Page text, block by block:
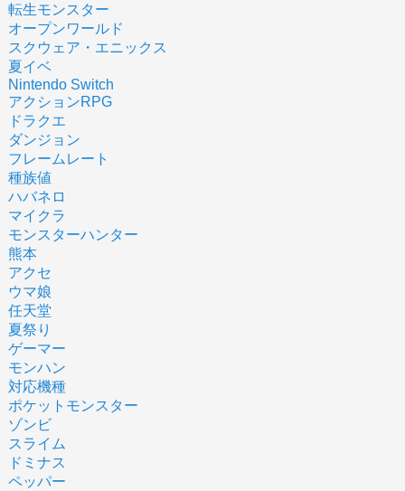
転生モンスター
オープンワールド
スクウェア・エニックス
夏イベ
Nintendo Switch
アクションRPG
ドラクエ
ダンジョン
フレームレート
種族値
ハバネロ
マイクラ
モンスターハンター
熊本
アクセ
ウマ娘
任天堂
夏祭り
ゲーマー
モンハン
対応機種
ポケットモンスター
ゾンビ
スライム
ドミナス
ペッパー